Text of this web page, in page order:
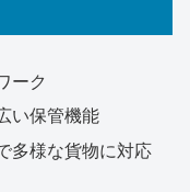
ーク
い保管機能
多様な貨物に対応